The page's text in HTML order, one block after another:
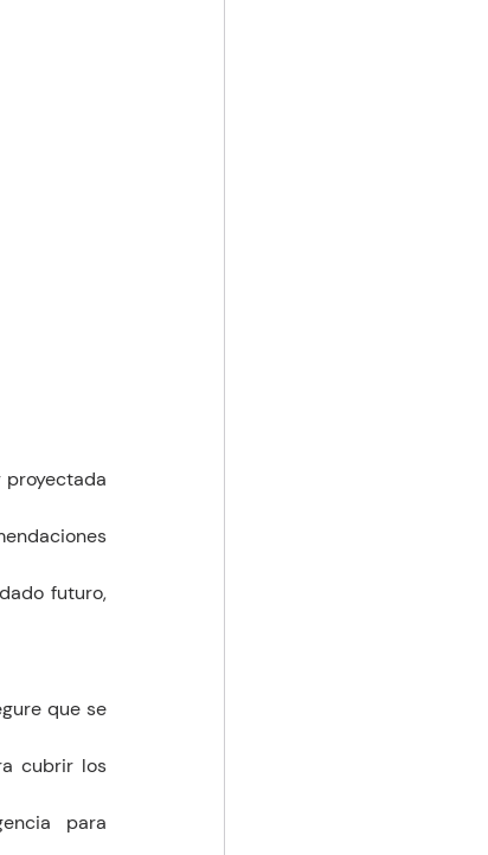
futuro,
que se
cubrir los
para